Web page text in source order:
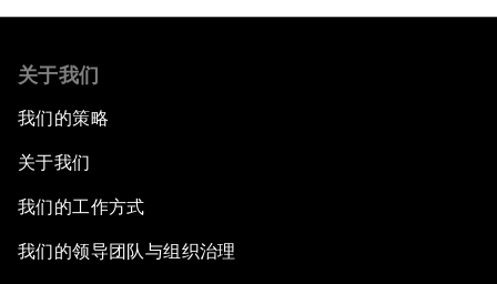
关于我们
我们的策略
关于我们
我们的工作方式
我们的领导团队与组织治理